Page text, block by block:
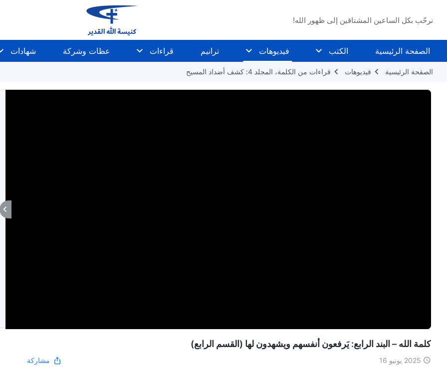
نرحّب بكل الساعين المشتاقين إلى ظهور الله!
الصفحة الرئيسية الكتب فيديوهات ترانيم قراءات عظات وشركة شهادات
الصفحة الرئيسية فيديوهات قراءات من الكلمة، المجلد 4: كشف أضداد المسيح
كلمة الله – البند الرابع: يَرفعون أنفسهم ويشهدون لها (القسم الرابع)
2025 يونيو 16 مشاركة